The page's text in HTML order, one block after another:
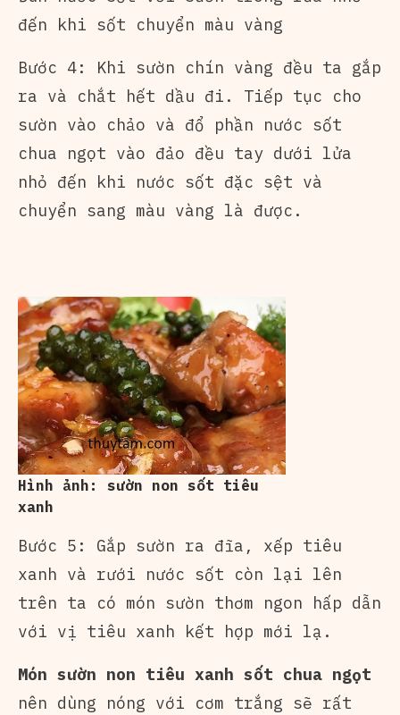
đến khi sốt chuyển màu vàng
Bước 4: Khi sườn chín vàng đều ta gắp
ra và chắt hết dầu đi. Tiếp tục cho
sườn vào chảo và đổ phần nước sốt
chua ngọt vào đảo đều tay dưới lửa
nhỏ đến khi nước sốt đặc sệt và
chuyển sang màu vàng là được.
Hình ảnh: sườn non sốt tiêu
xanh
Bước 5: Gắp sườn ra đĩa, xếp tiêu
xanh và rưới nước sốt còn lại lên
trên ta có món sườn thơm ngon hấp dẫn
với vị tiêu xanh kết hợp mới lạ.
Món sườn non tiêu xanh sốt chua ngọt
nên dùng nóng với cơm trắng sẽ rất